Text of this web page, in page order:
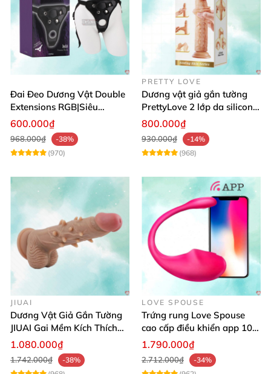
Đai Đeo Dương Vật Double
Extensions RGB|Siêu
Bền|Cảm Giác Thật
600.000₫
968.000₫
-38%
(970)
PRETTY LOVE
Dương vật giả gắn tường
PrettyLove 2 lớp da silicon
mềm mịn không rung
800.000₫
930.000₫
-14%
(968)
JIUAI
Dương Vật Giả Gắn Tường
JIUAI Gai Mềm Kích Thích
Điểm G Siêu Mượt
1.080.000₫
1.742.000₫
-38%
LOVE SPOUSE
Trứng rung Love Spouse
cao cấp điều khiển app 10
chế độ rung cực khoái toàn
1.790.000₫
2.712.000₫
-34%